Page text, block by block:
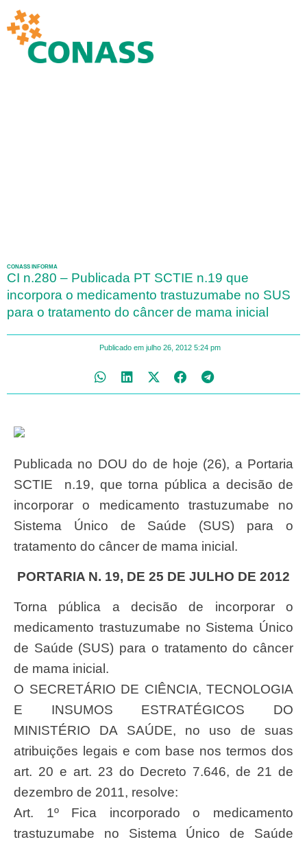
CONASS INFORMA
CI n.280 – Publicada PT SCTIE n.19 que
incorpora o medicamento trastuzumabe no SUS
para o tratamento do câncer de mama inicial
Publicado em julho 26, 2012 5:24 pm
Publicada no DOU do de hoje (26), a Portaria
SCTIE n.19, que torna pública a decisão de
incorporar o medicamento trastuzumabe no
Sistema Único de Saúde (SUS) para o
tratamento do câncer de mama inicial.
PORTARIA N. 19, DE 25 DE JULHO DE 2012
Torna pública a decisão de incorporar o
medicamento trastuzumabe no Sistema Único
de Saúde (SUS) para o tratamento do câncer
de mama inicial.
O SECRETÁRIO DE CIÊNCIA, TECNOLOGIA
E INSUMOS ESTRATÉGICOS DO
MINISTÉRIO DA SAÚDE, no uso de suas
atribuições legais e com base nos termos dos
art. 20 e art. 23 do Decreto 7.646, de 21 de
dezembro de 2011, resolve:
Art. 1º Fica incorporado o medicamento
trastuzumabe no Sistema Único de Saúde